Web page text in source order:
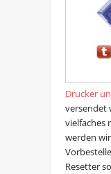
Drucker
versendet
vielfaches
werden
Resetter